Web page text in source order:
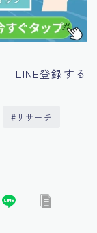
LINE登録する
#リサーチ